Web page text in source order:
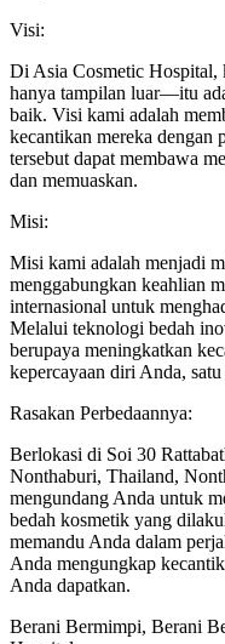
Visi:
Di Asia Cosmetic Hospital,
hanya tampilan luar—itu
baik. Visi kami adalah
kecantikan mereka dengan
tersebut dapat membawa
dan memuaskan.
Misi:
Misi kami adalah menjadi
menggabungkan keahlian
internasional untuk
Melalui teknologi bedah
berupaya meningkatkan
kepercayaan diri Anda,
Rasakan Perbedaannya:
Berlokasi di Soi 30
Nonthaburi, Thailand,
mengundang Anda untuk
bedah kosmetik yang
memandu Anda dalam
Anda mengungkap
Anda dapatkan.
Berani Bermimpi, Berani